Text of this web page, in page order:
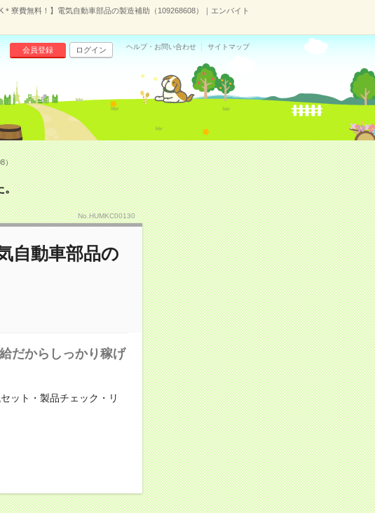
＊寮費無料！】電気自動車部品の製造補助（109268608）｜エンバイト
会員登録 ログイン ヘルプ・お問い合わせ サイトマップ
）
。
No.HUMKC00130
自動車部品の
だからしっかり稼げ
ット・製品チェック・リ